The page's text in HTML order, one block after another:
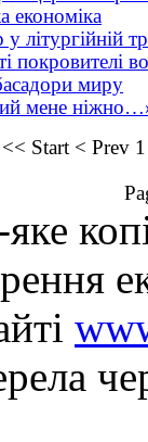
економіка
літургійній
покровителі
миру
мене
<< Start< Prev 1